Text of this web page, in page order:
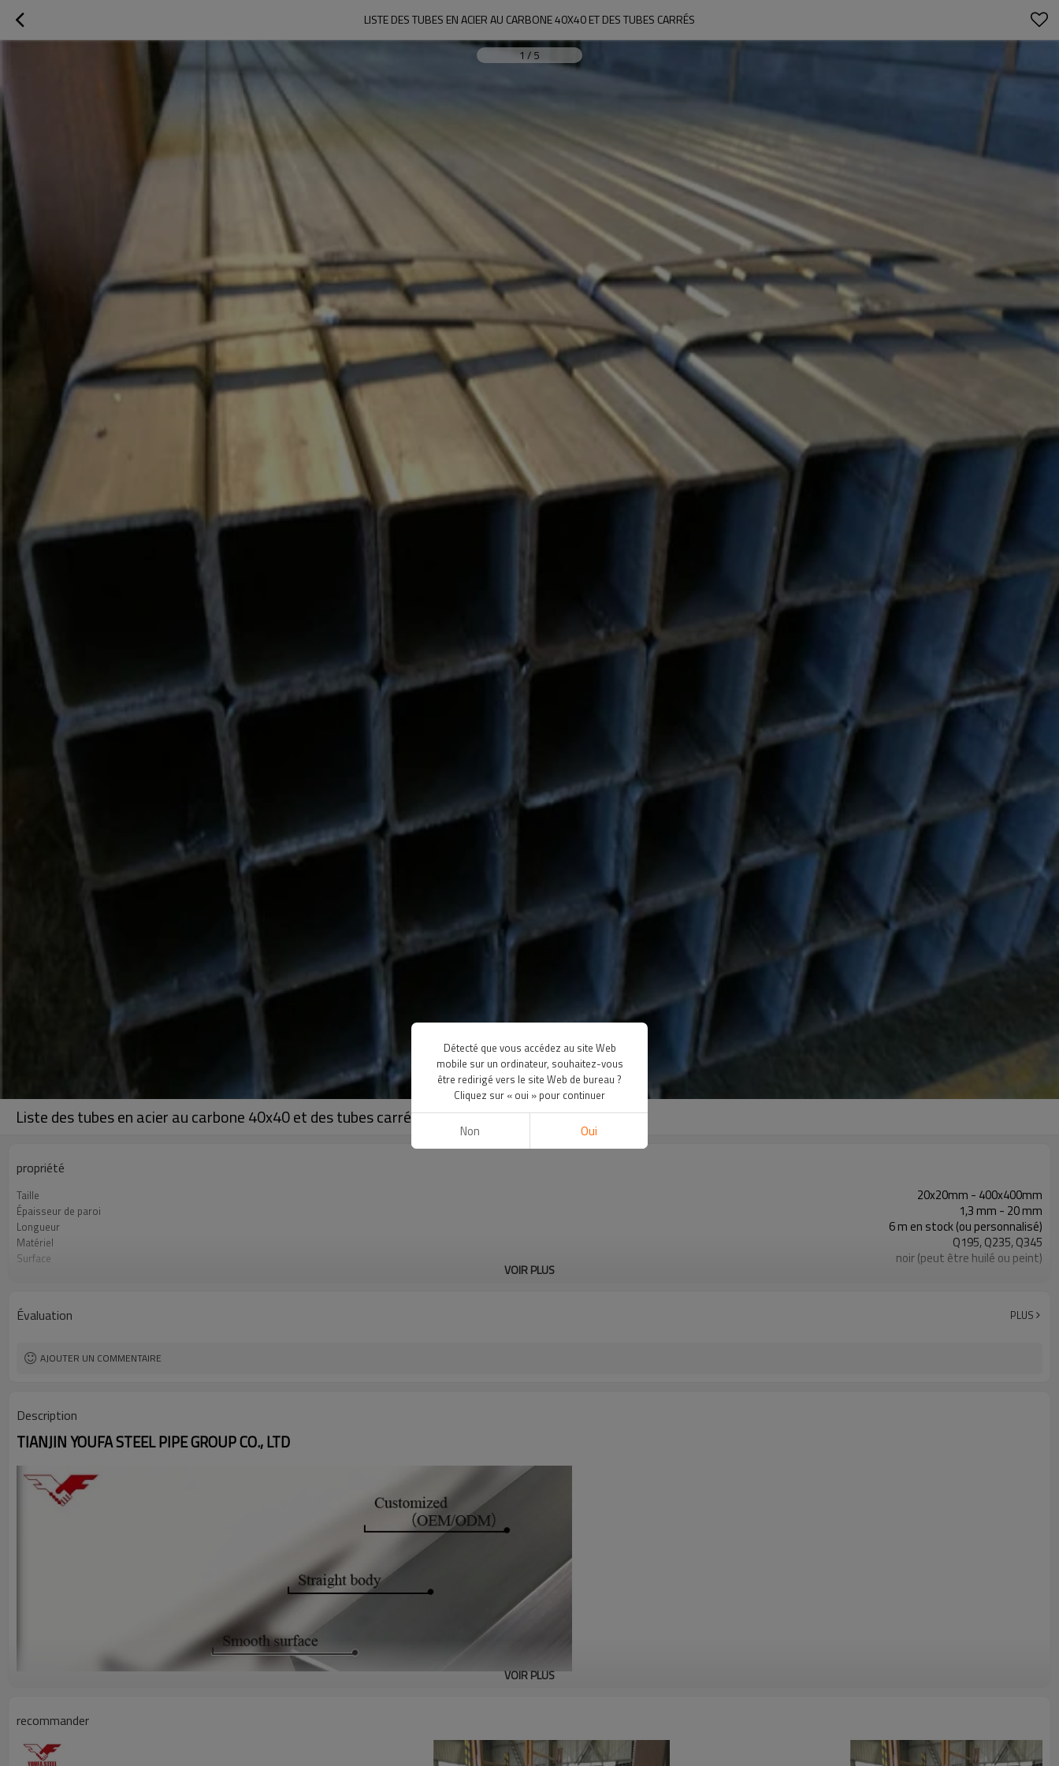
LISTE DES TUBES EN ACIER AU CARBONE 40X40 ET DES TUBES CARRÉS
1 / 5
Liste des tubes en acier au carbone 40x40 et des tubes carrés
propriété
Taille 20x20mm - 400x400mm
Épaisseur de paroi 1,3 mm - 20 mm
Longueur 6 m en stock (ou personnalisé)
Matériel Q195, Q235, Q345
Surface noir (peut être huilé ou peint)
Lignes de production
Capacité de production 800 000 tonnes par an
VOIR PLUS
Évaluation PLUS
AJOUTER UN COMMENTAIRE
Description
TIANJIN YOUFA STEEL PIPE GROUP CO., LTD
VOIR PLUS
recommander
Détecté que vous accédez au site Web
mobile sur un ordinateur, souhaitez-vous
être redirigé vers le site Web de bureau ?
Cliquez sur « oui » pour continuer
Non Oui